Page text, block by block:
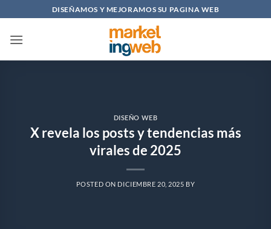
al
contenido
DISEÑAMOS Y MEJORAMOS SU PAGINA WEB
DISEÑO WEB
X revela los posts y tendencias más
virales de 2025
POSTED ON DICIEMBRE 20, 2025 BY